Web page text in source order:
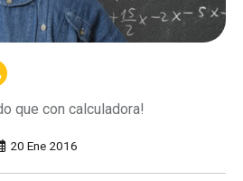
que con calculadora!
20 Ene 2016